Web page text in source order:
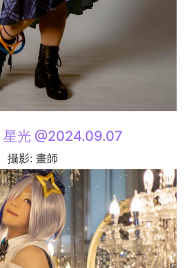
星光 @2024.09.07
攝影: 畫師